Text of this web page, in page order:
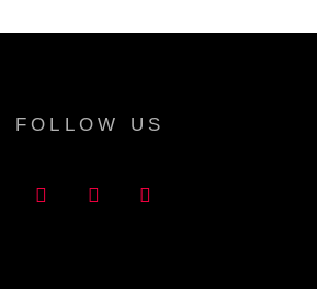
FOLLOW US